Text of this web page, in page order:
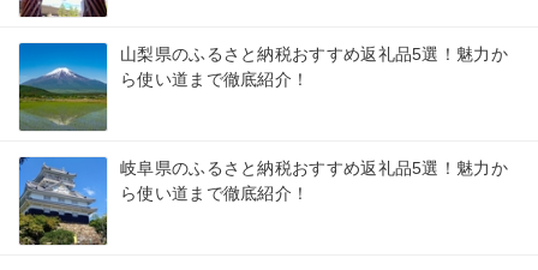
山梨県のふるさと納税おすすめ返礼品5選！魅力か
ら使い道まで徹底紹介！
岐阜県のふるさと納税おすすめ返礼品5選！魅力か
ら使い道まで徹底紹介！